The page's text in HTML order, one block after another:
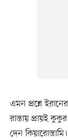
এমন প্রশ্নে
রাস্তায় প্রায়ই
দেন